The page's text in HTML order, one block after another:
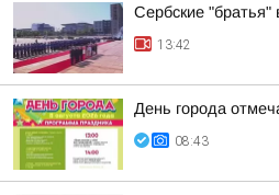
Сербские "братья"
13:42
День города
08:43